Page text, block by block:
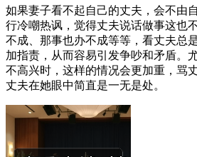
如果妻子看不起自己的丈夫，会不由
行冷嘲热讽，觉得丈夫说话做事这也
不成、那事也办不成等等，看丈夫总
加指责，从而容易引发争吵和矛盾。
不高兴时，这样的情况会更加重，骂
丈夫在她眼中简直是一无是处。